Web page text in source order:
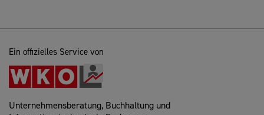
Ein offizielles Service von
Unternehmensberatung, Buchhaltung und